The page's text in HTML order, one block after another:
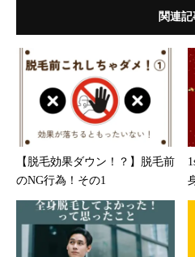
関連記
【脱毛効果ダウン！？】脱毛前
のNG行為！その1